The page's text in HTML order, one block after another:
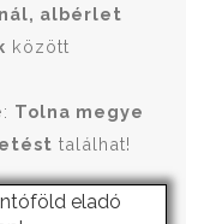
albérlet
között
Tolna megye
találhat!